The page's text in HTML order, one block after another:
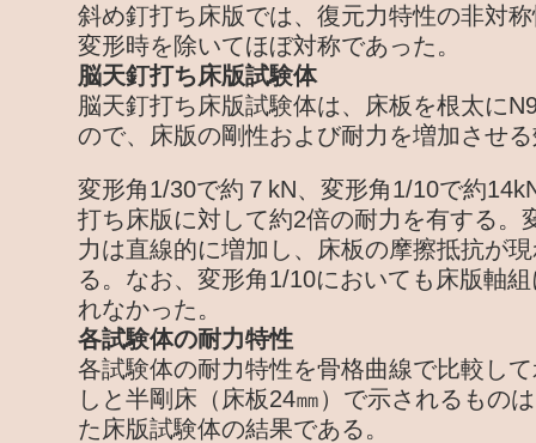
斜め釘打ち床版では、復元力特性の非対
変形時を除いてほぼ対称であった。
脳天釘打ち床版試験体
脳天釘打ち床版試験体は、床板を根太に
ので、床版の剛性および耐力を増加させ
変形角1/30で約７kN、変形角1/10で約
打ち床版に対して約2倍の耐力を有する。
力は直線的に増加し、床板の摩擦抵抗が
る。なお、変形角1/10においても床版軸
れなかった。
各試験体の耐力特性
各試験体の耐力特性を骨格曲線で比較し
しと半剛床（床板24㎜）で示されるもの
た床版試験体の結果である。